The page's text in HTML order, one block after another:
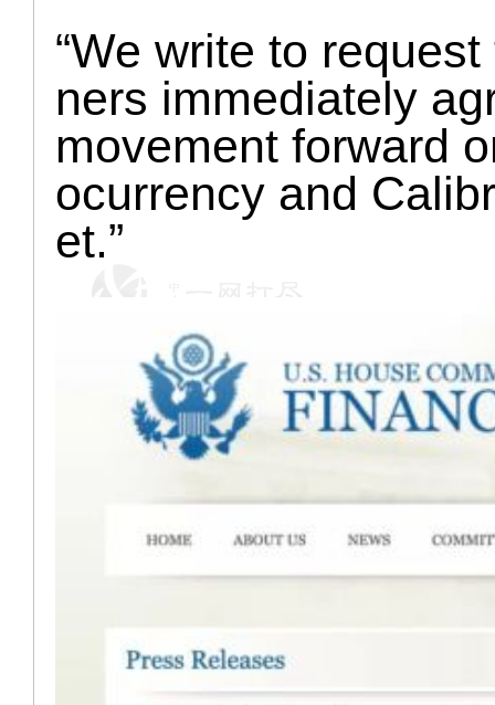
“We write to
ners immediately
movement forward
ocurrency and
et.”